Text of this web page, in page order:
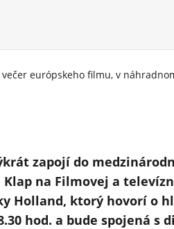
európskeho filmu, v
zapojí do
na Filmovej a
Holland, ktorý hovorí o
hod. a bude spojená